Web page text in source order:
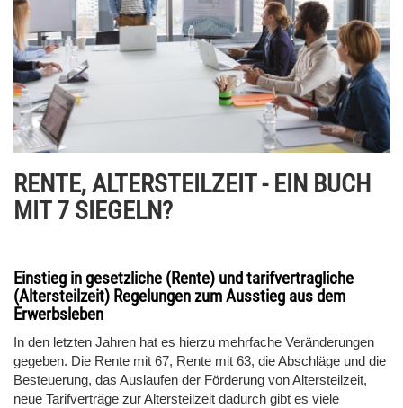
RENTE, ALTERSTEILZEIT - EIN BUCH
MIT 7 SIEGELN?
Einstieg in gesetzliche (Rente) und tarifvertragliche
(Altersteilzeit) Regelungen zum Ausstieg aus dem
Erwerbsleben
In den letzten Jahren hat es hierzu mehrfache Veränderungen
gegeben. Die Rente mit 67, Rente mit 63, die Abschläge und die
Besteuerung, das Auslaufen der Förderung von Altersteilzeit,
neue Tarifverträge zur Altersteilzeit dadurch gibt es viele